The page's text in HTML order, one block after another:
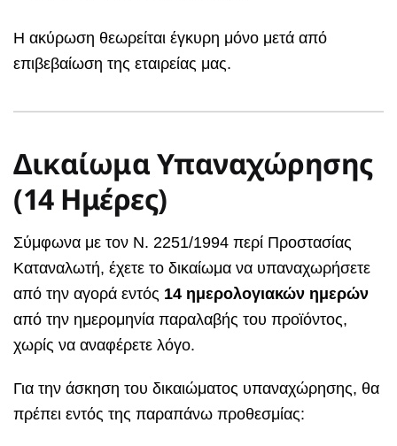
Η ακύρωση θεωρείται έγκυρη μόνο μετά από
επιβεβαίωση της εταιρείας μας.
Δικαίωμα Υπαναχώρησης
(14 Ημέρες)
Σύμφωνα με τον Ν. 2251/1994 περί Προστασίας
Καταναλωτή, έχετε το δικαίωμα να υπαναχωρήσετε
από την αγορά εντός 14 ημερολογιακών ημερών
από την ημερομηνία παραλαβής του προϊόντος,
χωρίς να αναφέρετε λόγο.
Για την άσκηση του δικαιώματος υπαναχώρησης, θα
πρέπει εντός της παραπάνω προθεσμίας: